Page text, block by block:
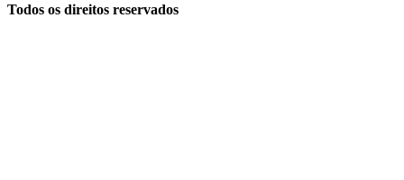
Todos os direitos reservados